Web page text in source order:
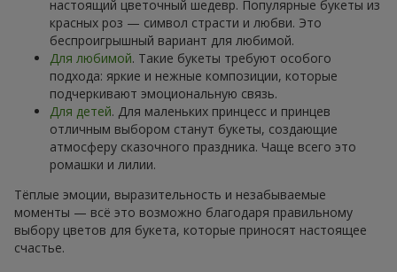
настоящий цветочный шедевр. Популярные букеты из
красных роз — символ страсти и любви. Это
беспроигрышный вариант для любимой.
Для любимой. Такие букеты требуют особого
подхода: яркие и нежные композиции, которые
подчеркивают эмоциональную связь.
Для детей. Для маленьких принцесс и принцев
отличным выбором станут букеты, создающие
атмосферу сказочного праздника. Чаще всего это
ромашки и лилии.
Тёплые эмоции, выразительность и незабываемые
моменты — всё это возможно благодаря правильному
выбору цветов для букета, которые приносят настоящее
счастье.